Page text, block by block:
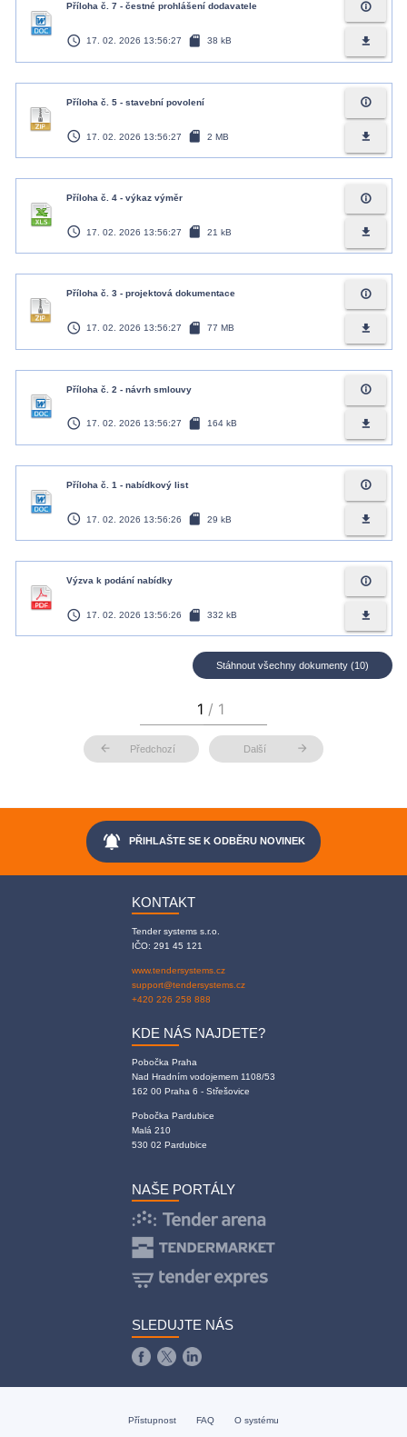
Příloha č. 7 - čestné prohlášení dodavatele
access_time 17. 02. 2026 13:56:27 sd_card 38 kB
info_outline
file_download
Příloha č. 5 - stavební povolení
access_time 17. 02. 2026 13:56:27 sd_card 2 MB
info_outline
file_download
Příloha č. 4 - výkaz výměr
access_time 17. 02. 2026 13:56:27 sd_card 21 kB
info_outline
file_download
Příloha č. 3 - projektová dokumentace
access_time 17. 02. 2026 13:56:27 sd_card 77 MB
info_outline
file_download
Příloha č. 2 - návrh smlouvy
access_time 17. 02. 2026 13:56:27 sd_card 164 kB
info_outline
file_download
Příloha č. 1 - nabídkový list
access_time 17. 02. 2026 13:56:26 sd_card 29 kB
info_outline
file_download
Výzva k podání nabídky
access_time 17. 02. 2026 13:56:26 sd_card 332 kB
info_outline
file_download
Stáhnout všechny dokumenty (10)
arrow_back Předchozí Další arrow_forward
notifications_active PŘIHLAŠTE SE K ODBĚRU NOVINEK
KONTAKT
Tender systems s.r.o.
IČO: 291 45 121
www.tendersystems.cz
support@tendersystems.cz
+420 226 258 888
KDE NÁS NAJDETE?
Pobočka Praha
Nad Hradním vodojemem 1108/53
162 00 Praha 6 - Střešovice
Pobočka Pardubice
Malá 210
530 02 Pardubice
NAŠE PORTÁLY
SLEDUJTE NÁS
Přístupnost FAQ O systému